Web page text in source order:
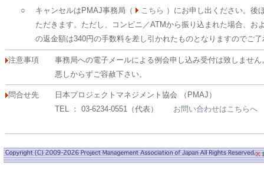
○
キャンセルはPMAJ事務局（ こちら ）にお申し出ください。後
ただきます。ただし、コンビニ／ATMから振り込まれた場合、お
の返金額は340円の手数料を差し引かれたものとなりますのでご
注意事項
事務局への電子メールによる例会申し込み受付は致しません
悪しからずご容赦下さい。
問合せ先
日本プロジェクトマネジメント協会 （PMAJ）
TEL ： 03-6234-0551（代表） お問い合わせはこちらへ
※